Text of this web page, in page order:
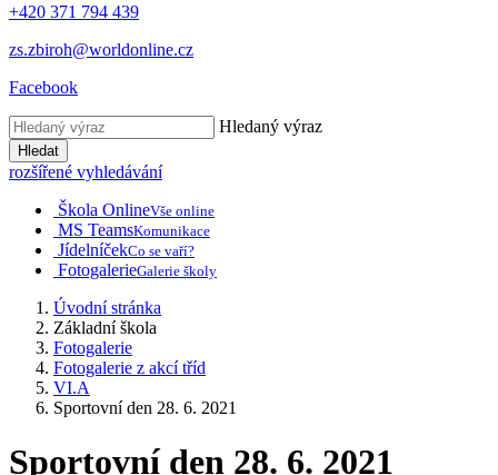
+420 371 794 439
zs.zbiroh@worldonline.cz
Facebook
Hledaný výraz
Hledat
rozšířené vyhledávání
Škola OnlineVše online
MS TeamsKomunikace
JídelníčekCo se vaří?
FotogalerieGalerie školy
Úvodní stránka
Základní škola
Fotogalerie
Fotogalerie z akcí tříd
VI.A
Sportovní den 28. 6. 2021
Sportovní den 28. 6. 2021